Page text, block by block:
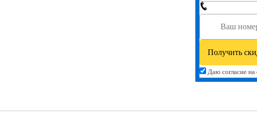
Даю согласие